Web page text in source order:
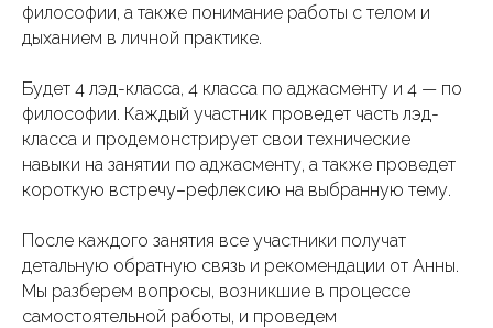
философии, а также понимание работы с телом и
дыханием в личной практике.
Будет 4 лэд-класса, 4 класса по аджасменту и 4 — по
философии. Каждый участник проведет часть лэд-
класса и продемонстрирует свои технические
навыки на занятии по аджасменту, а также проведет
короткую встречу–рефлексию на выбранную тему.
После каждого занятия все участники получат
детальную обратную связь и рекомендации от Анны.
Мы разберем вопросы, возникшие в процессе
самостоятельной работы, и проведем